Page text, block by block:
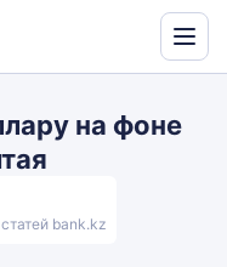
Translate
на фоне
bank.kz